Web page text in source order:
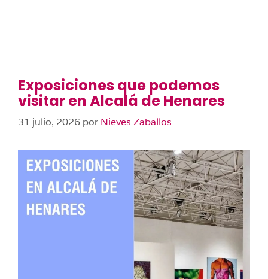
Exposiciones que podemos
visitar en Alcalá de Henares
31 julio, 2026 por Nieves Zaballos